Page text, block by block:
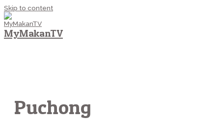
Skip to content
MyMakanTV
Puchong